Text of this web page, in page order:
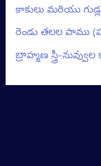
కాకులు మరియు
రెండు తలల పాము
బ్రాహ్మణ స్త్రీ-